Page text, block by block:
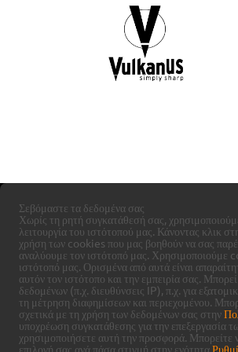
Σεβόμαστε τα δεδομένα σας
Χωρίς τη ρητή συγκατάθεσή σας,
λειτουργία του ιστότοπού μας. Κάνοντας κλικ
χρήση των cookies που μας βοηθούν να σας
αναλύουμε τον ιστότοπό μας. Χρησιμοποιούμε
ιστότοπό μας. Ορισμένα από αυτά είναι
αυτόν τον ιστότοπο και την εμπειρία σας. Μπορεί
δεδομένων (π.χ. διευθύνσεις IP), π.χ. για
τη μέτρηση διαφημίσεων και περιεχομένου.
σχετικά με τη χρήση των δεδομένων σας στην
υποχρέωση συγκατάθεσης για την επεξεργασία
χρησιμοποιήσετε αυτή την προσφορά. Μπορείτε
επιλογή σας ανά πάσα στιγμή στην ενότητα